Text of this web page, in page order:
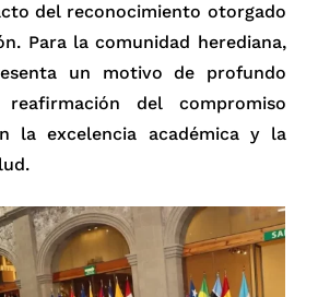
del reconocimiento otorgado
Para la comunidad herediana,
un motivo de profundo
del compromiso
la excelencia académica y la